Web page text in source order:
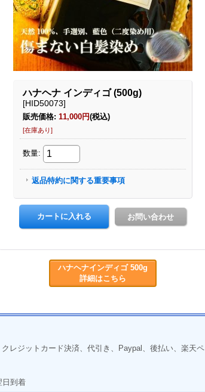
ハナヘナインディゴ 500g
詳細はこちら
レジットカード決済、代引き、Paypal、後払い、楽天ペ
日到着